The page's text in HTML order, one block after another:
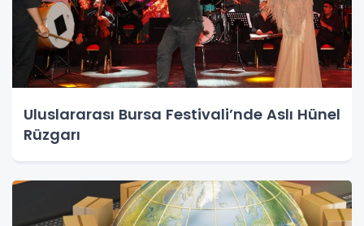
Uluslararası Bursa Festivali’nde Aslı Hünel
Rüzgarı